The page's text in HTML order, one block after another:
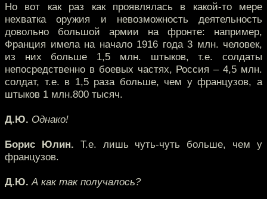
Но вот как раз как проявлялась в какой-то мере
нехватка оружия и невозможность деятельность
довольно большой армии на фронте: например,
Франция имела на начало 1916 года 3 млн. человек,
из них больше 1,5 млн. штыков, т.е. солдаты
непосредственно в боевых частях, Россия – 4,5 млн.
солдат, т.е. в 1,5 раза больше, чем у французов, а
штыков 1 млн.800 тысяч.
Д.Ю. Однако!
Борис Юлин. Т.е. лишь чуть-чуть больше, чем у
французов.
Д.Ю. А как так получалось?